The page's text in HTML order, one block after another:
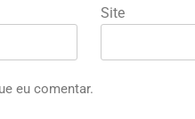
Site
eu comentar.